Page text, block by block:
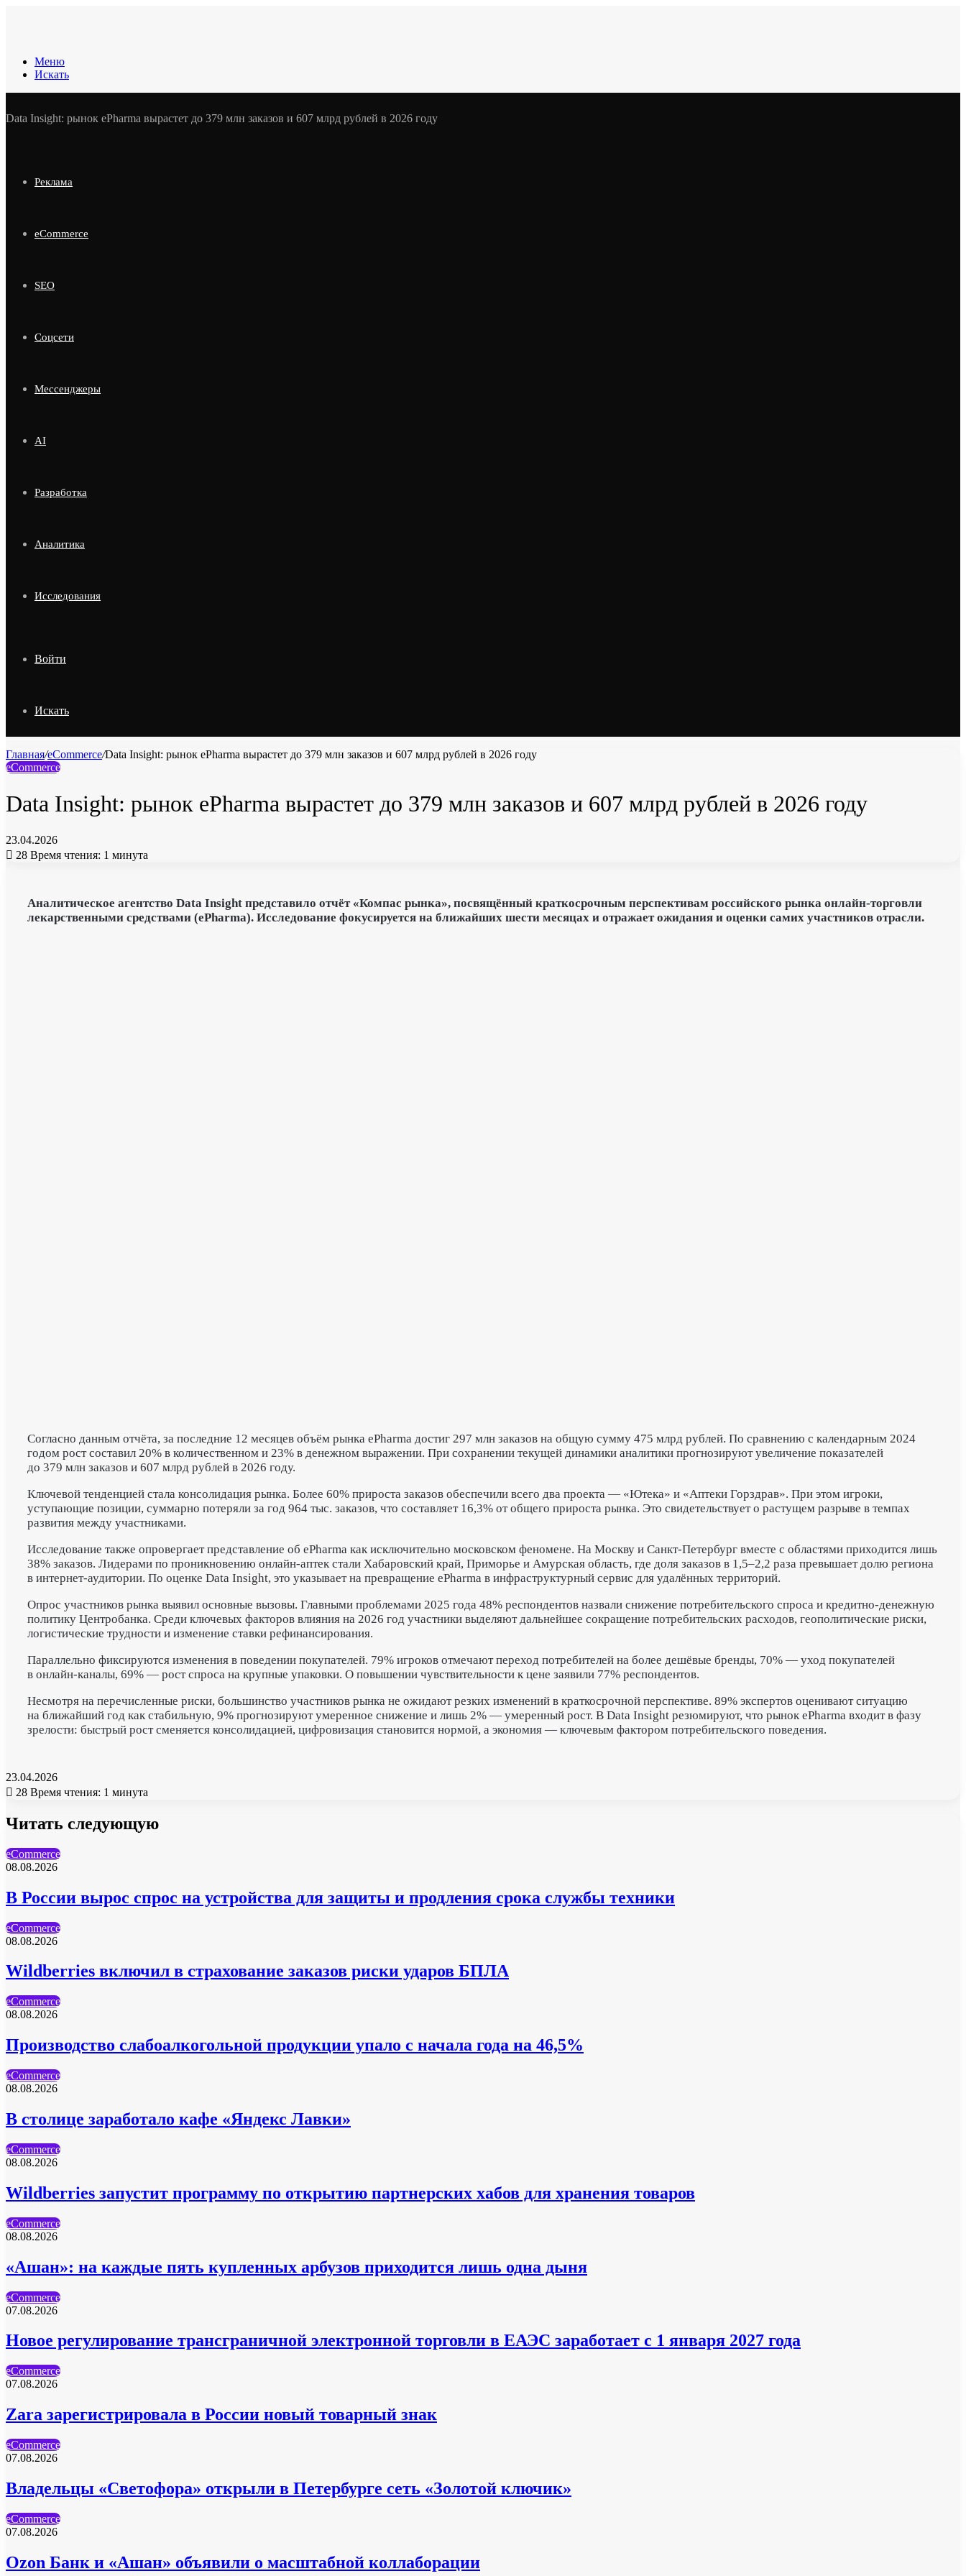
Меню
Искать
Data Insight: рынок ePharma вырастет до 379 млн заказов и 607 млрд рублей в 2026 году
Реклама
eCommerce
SEO
Соцсети
Мессенджеры
AI
Разработка
Аналитика
Исследования
Войти
Искать
Главная/eCommerce/Data Insight: рынок ePharma вырастет до 379 млн заказов и 607 млрд рублей в 2026 году
eCommerce
Data Insight: рынок ePharma вырастет до 379 млн заказов и 607 млрд рублей в 2026 году
23.04.2026
28 Время чтения: 1 минута
Аналитическое агентство Data Insight представило отчёт «Компас рынка», посвящённый краткосрочным перспективам российского рынка онлайн-торговли
лекарственными средствами (ePharma). Исследование фокусируется на ближайших шести месяцах и отражает ожидания и оценки самих участников отрасли.
Согласно данным отчёта, за последние 12 месяцев объём рынка ePharma достиг 297 млн заказов на общую сумму 475 млрд рублей. По сравнению с календарным 2024
годом рост составил 20% в количественном и 23% в денежном выражении. При сохранении текущей динамики аналитики прогнозируют увеличение показателей
до 379 млн заказов и 607 млрд рублей в 2026 году.
Ключевой тенденцией стала консолидация рынка. Более 60% прироста заказов обеспечили всего два проекта — «Ютека» и «Аптеки Горздрав». При этом игроки,
уступающие позиции, суммарно потеряли за год 964 тыс. заказов, что составляет 16,3% от общего прироста рынка. Это свидетельствует о растущем разрыве в темпах
развития между участниками.
Исследование также опровергает представление об ePharma как исключительно московском феномене. На Москву и Санкт-Петербург вместе с областями приходится лишь
38% заказов. Лидерами по проникновению онлайн-аптек стали Хабаровский край, Приморье и Амурская область, где доля заказов в 1,5–2,2 раза превышает долю региона
в интернет-аудитории. По оценке Data Insight, это указывает на превращение ePharma в инфраструктурный сервис для удалённых территорий.
Опрос участников рынка выявил основные вызовы. Главными проблемами 2025 года 48% респондентов назвали снижение потребительского спроса и кредитно-денежную
политику Центробанка. Среди ключевых факторов влияния на 2026 год участники выделяют дальнейшее сокращение потребительских расходов, геополитические риски,
логистические трудности и изменение ставки рефинансирования.
Параллельно фиксируются изменения в поведении покупателей. 79% игроков отмечают переход потребителей на более дешёвые бренды, 70% — уход покупателей
в онлайн-каналы, 69% — рост спроса на крупные упаковки. О повышении чувствительности к цене заявили 77% респондентов.
Несмотря на перечисленные риски, большинство участников рынка не ожидают резких изменений в краткосрочной перспективе. 89% экспертов оценивают ситуацию
на ближайший год как стабильную, 9% прогнозируют умеренное снижение и лишь 2% — умеренный рост. В Data Insight резюмируют, что рынок ePharma входит в фазу
зрелости: быстрый рост сменяется консолидацией, цифровизация становится нормой, а экономия — ключевым фактором потребительского поведения.
23.04.2026
28 Время чтения: 1 минута
Читать следующую
eCommerce
08.08.2026
В России вырос спрос на устройства для защиты и продления срока службы техники
eCommerce
08.08.2026
Wildberries включил в страхование заказов риски ударов БПЛА
eCommerce
08.08.2026
Производство слабоалкогольной продукции упало с начала года на 46,5%
eCommerce
08.08.2026
В столице заработало кафе «Яндекс Лавки»
eCommerce
08.08.2026
Wildberries запустит программу по открытию партнерских хабов для хранения товаров
eCommerce
08.08.2026
«Ашан»: на каждые пять купленных арбузов приходится лишь одна дыня
eCommerce
07.08.2026
Новое регулирование трансграничной электронной торговли в ЕАЭС заработает с 1 января 2027 года
eCommerce
07.08.2026
Zara зарегистрировала в России новый товарный знак
eCommerce
07.08.2026
Владельцы «Светофора» открыли в Петербурге сеть «Золотой ключик»
eCommerce
07.08.2026
Ozon Банк и «Ашан» объявили о масштабной коллаборации